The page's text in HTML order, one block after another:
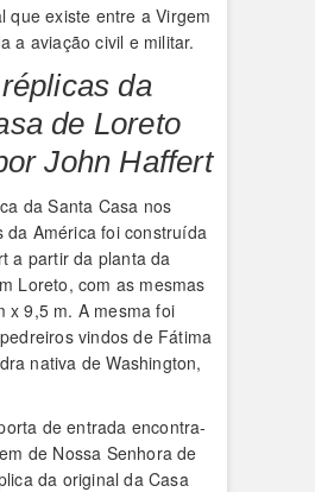
que existe entre a Virgem
a aviação civil e militar.
da
de Loreto
John Haffert
da Santa Casa nos
da América foi construída
a partir da planta da
Loreto, com as mesmas
x 9,5 m. A mesma foi
vindos de Fátima
nativa de Washington,
de entrada encontra-
de Nossa Senhora de
da original da Casa